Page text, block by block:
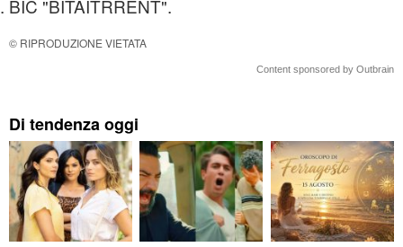
BIC "BITAITRRENT".
© RIPRODUZIONE VIETATA
Content sponsored by Outbrain
Di tendenza oggi